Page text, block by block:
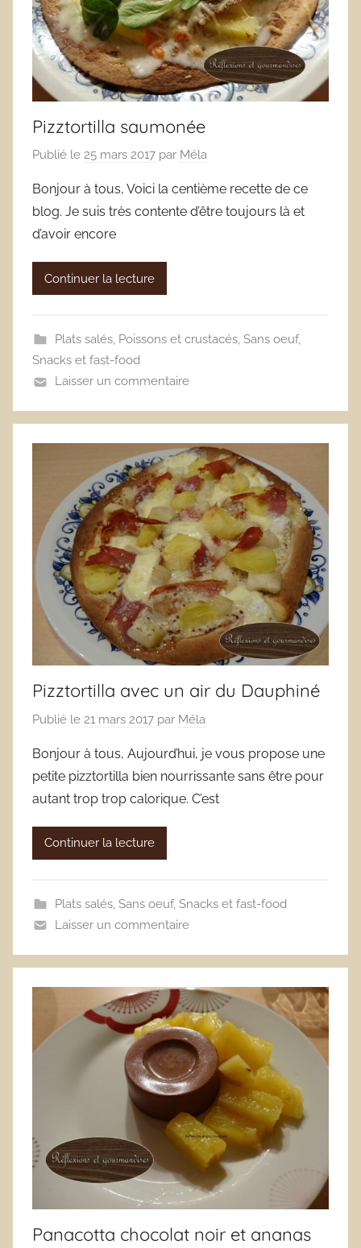
Pizztortilla saumonée
Publié le 25 mars 2017 par Méla
Bonjour à tous, Voici la centième recette de ce
blog. Je suis très contente d’être toujours là et
d’avoir encore
Continuer la lecture
Plats salés, Poissons et crustacés, Sans oeuf,
Snacks et fast-food
Laisser un commentaire
Pizztortilla avec un air du Dauphiné
Publié le 21 mars 2017 par Méla
Bonjour à tous, Aujourd’hui, je vous propose une
petite pizztortilla bien nourrissante sans être pour
autant trop trop calorique. C’est
Continuer la lecture
Plats salés, Sans oeuf, Snacks et fast-food
Laisser un commentaire
Panacotta chocolat noir et ananas